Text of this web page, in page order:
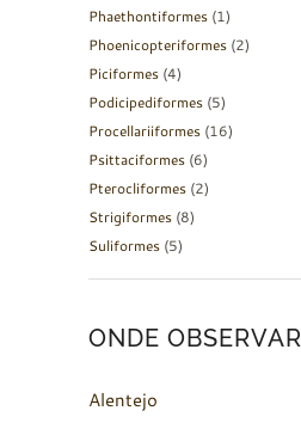
Phaethontiformes (1)
Phoenicopteriformes (2)
Piciformes (4)
Podicipediformes (5)
Procellariiformes (16)
Psittaciformes (6)
Pterocliformes (2)
Strigiformes (8)
Suliformes (5)
ONDE OBSERVAR
Alentejo